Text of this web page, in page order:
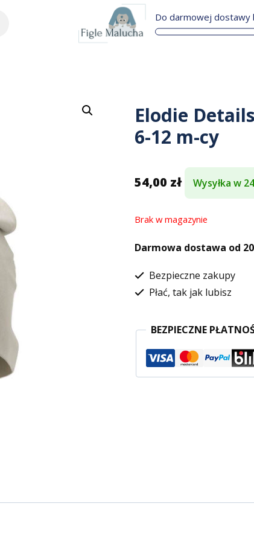
Do darmowej dostawy
Elodie
6-12 m-cy
54,00 zł Wysyłka w
Brak w magazynie
Darmowa dostawa od
Bezpieczne zakupy
Płać, tak jak lubisz
BEZPIECZNE